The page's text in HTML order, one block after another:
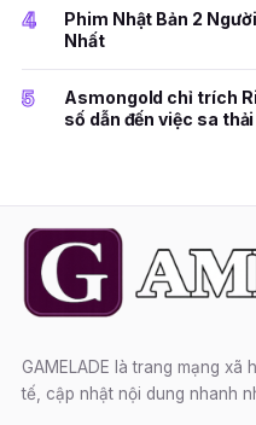
4
Phim Nhật Bản 2
Nhất
5
Asmongold chỉ trích
số dẫn đến việc sa
GAMELADE là trang mạng
tế, cập nhật nội dung nhanh